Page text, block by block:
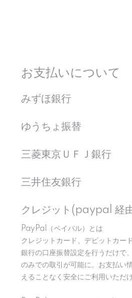
お支払いについて
みずほ銀行
ゆうちょ振替
三菱東京ＵＦＪ銀行
三井住友銀行
クレジット(paypal 経
PayPal（ペイパル）とは
クレジットカード、デビットカー
銀行の口座振替設定を行うだけで
のみでの取引が可能に。お支払い
えることなく安全にご利用いただけ